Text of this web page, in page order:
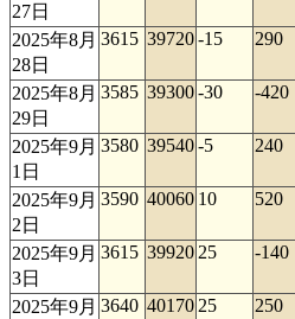
27日
2025年8月
28日
3615 39720-15 290
2025年8月
29日
3585 39300-30 -420
2025年9月
1日
3580 39540-5 240
2025年9月
2日
3590 40060 10 520
2025年9月
3日
3615 39920 25 -140
2025年9月 3640 40170 25 250